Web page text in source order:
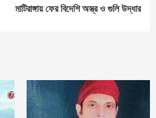
মাটিরাঙ্গায় ফের বিদেশি অস্ত্র ও গুলি উদ্ধার